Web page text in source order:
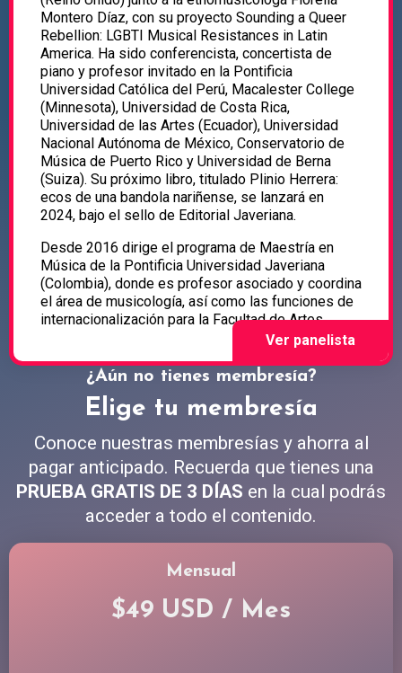
Montero Díaz, con su proyecto Sounding a Queer
Rebellion: LGBTI Musical Resistances in Latin
America. Ha sido conferencista, concertista de
piano y profesor invitado en la Pontificia
Universidad Católica del Perú, Macalester College
(Minnesota), Universidad de Costa Rica,
Universidad de las Artes (Ecuador), Universidad
Nacional Autónoma de México, Conservatorio de
Música de Puerto Rico y Universidad de Berna
(Suiza). Su próximo libro, titulado Plinio Herrera:
ecos de una bandola nariñense, se lanzará en
2024, bajo el sello de Editorial Javeriana.
Desde 2016 dirige el programa de Maestría en
Música de la Pontificia Universidad Javeriana
(Colombia), donde es profesor asociado y coordina
el área de musicología, así como las funciones de
internacionalización para la Facultad de Artes.
¿Aún no tienes membresía?
Elige tu membresía
Conoce nuestras membresías y ahorra al
pagar anticipado. Recuerda que tienes una
PRUEBA GRATIS DE 3 DÍAS en la cual podrás
acceder a todo el contenido.
Mensual
$49 USD / Mes